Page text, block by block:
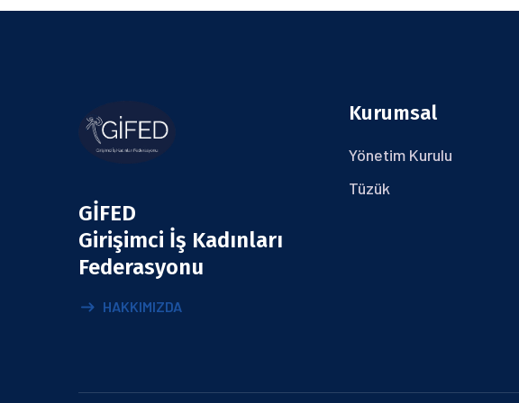
GİFED
Girişimci İş Kadınları
Federasyonu
HAKKIMIZDA
Kurumsal
Yönetim Kurulu
Tüzük